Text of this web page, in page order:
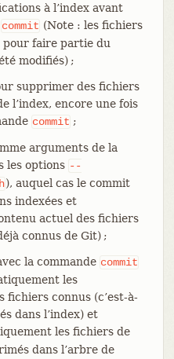
à l’index avant
commit (Note : les fichiers
pour faire partie du
modifiés) ;
supprimer des fichiers
l’index, encore une fois
commit ;
arguments de la
les options --
), auquel cas le commit
indexées et
actuel des fichiers
connus de Git) ;
la commande commit
les
fichiers connus (c’est-à-
dans l’index) et
les fichiers de
dans l’arbre de